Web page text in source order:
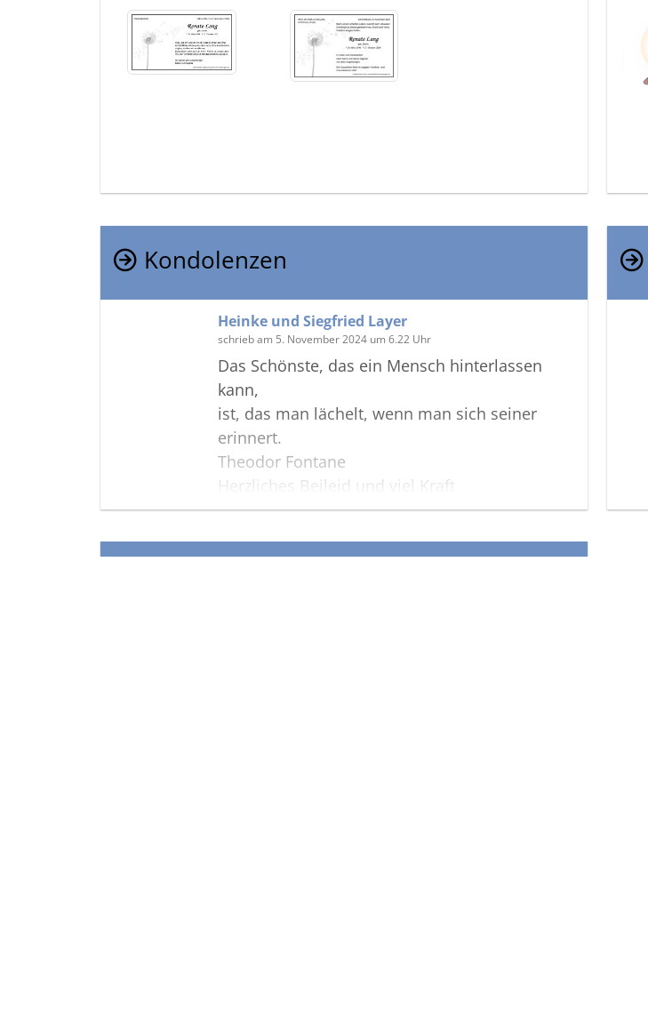
Kondolenzen
Heinke und Siegfried Layer
schrieb am 5. November 2024 um 6.22 Uhr
Das Schönste, das ein Mensch hinterlassen
kann,
ist, das man lächelt, wenn man sich seiner
erinnert.
Theodor Fontane
Herzliches Beileid und viel Kraft
Heinke und Siegfried